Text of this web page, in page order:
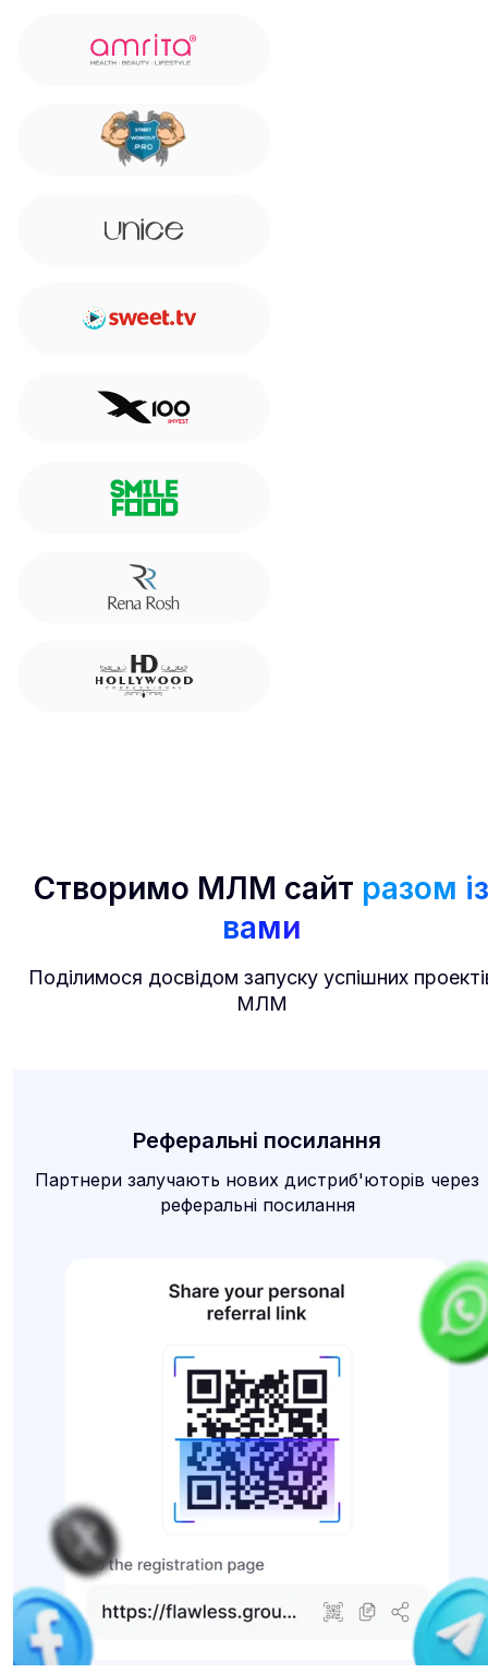
Створимо МЛМ сайт разом із
вами
Поділимося досвідом запуску успішних
МЛМ
Реферальні посилання
Партнери залучають нових дистриб'юторів через
реферальні посилання